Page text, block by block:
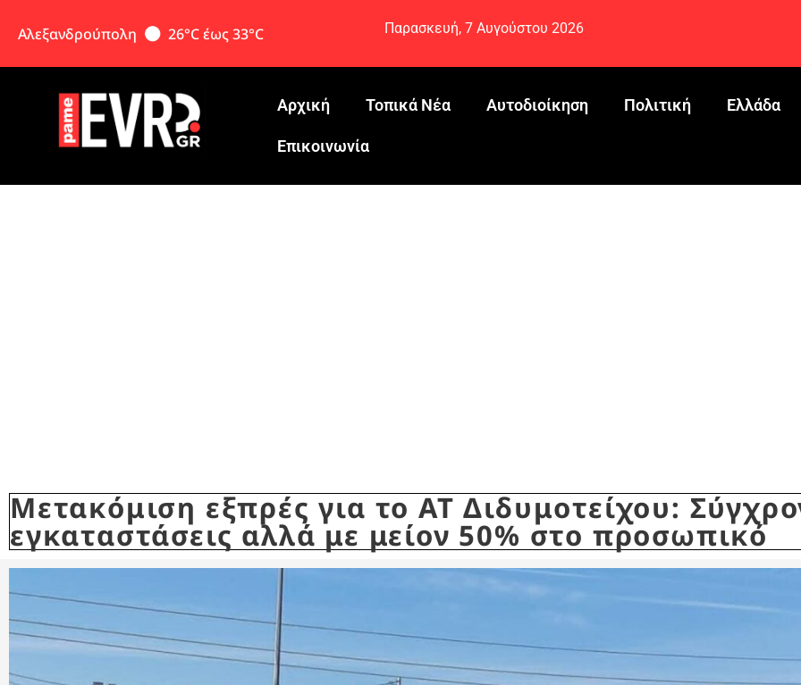
Αλεξανδρούπολη 26°C έως 33°C Παρασκευή, 7 Αυγούστου 2026
Αρχική Τοπικά Νέα Αυτοδιοίκηση Πολιτική Ελλάδα
Eπικοινωνία
Μετακόμιση εξπρές για το ΑΤ Διδυμοτείχου:
εγκαταστάσεις αλλά με μείον 50% στο προσωπικό